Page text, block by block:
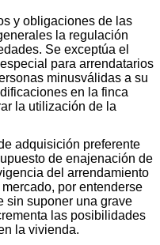
y obligaciones de las
la regulación
Se exceptúa el
para arrendatarios
minusválidas a su
en la finca
la utilización de la
adquisición preferente
de enajenación de
del arrendamiento
por entenderse
sin suponer una grave
las posibilidades
la vivienda.